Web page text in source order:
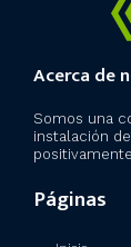
Acerca de
Somos una
instalación
Páginas